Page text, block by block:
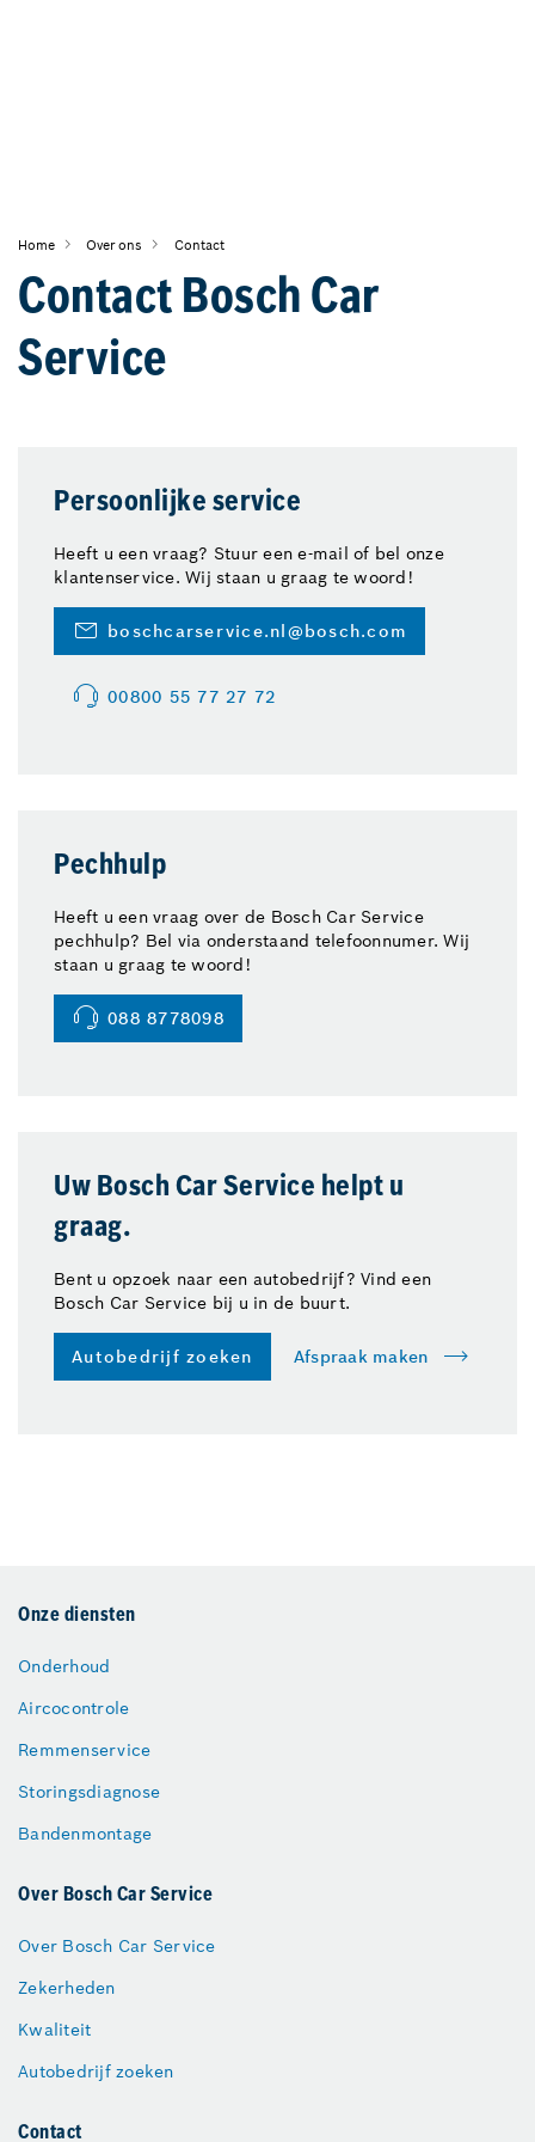
Home Over ons Contact
Contact Bosch Car
Service
Persoonlijke service
Heeft u een vraag? Stuur een e-mail of bel onze
klantenservice. Wij staan u graag te woord!
boschcarservice.nl@bosch.com
00800 55 77 27 72
Pechhulp
Heeft u een vraag over de Bosch Car Service
pechhulp? Bel via onderstaand telefoonnumer. Wij
staan u graag te woord!
088 8778098
Uw Bosch Car Service helpt u
graag.
Bent u opzoek naar een autobedrijf? Vind een
Bosch Car Service bij u in de buurt.
Autobedrijf zoeken Afspraak maken
Onze diensten
Onderhoud
Aircocontrole
Remmenservice
Storingsdiagnose
Bandenmontage
Over Bosch Car Service
Over Bosch Car Service
Zekerheden
Kwaliteit
Autobedrijf zoeken
Contact